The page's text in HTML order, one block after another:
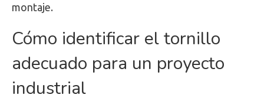
montaje.
Cómo identificar el tornillo
adecuado para un proyecto
industrial